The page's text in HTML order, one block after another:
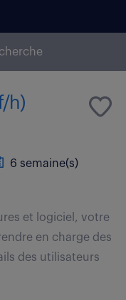
h)
6 semaine(s)
et logiciel, votre
en charge des
des utilisateurs